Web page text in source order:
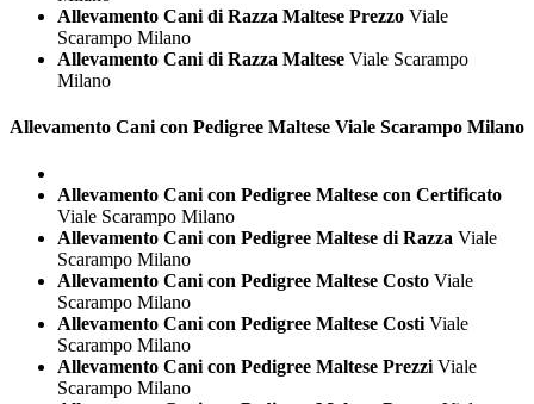
Allevamento Cani di Razza Maltese Prezzo Viale
Scarampo Milano
Allevamento Cani di Razza Maltese Viale Scarampo
Milano
Allevamento Cani con Pedigree Maltese Viale Scarampo Milano
Allevamento Cani con Pedigree Maltese con Certificato
Viale Scarampo Milano
Allevamento Cani con Pedigree Maltese di Razza Viale
Scarampo Milano
Allevamento Cani con Pedigree Maltese Costo Viale
Scarampo Milano
Allevamento Cani con Pedigree Maltese Costi Viale
Scarampo Milano
Allevamento Cani con Pedigree Maltese Prezzi Viale
Scarampo Milano